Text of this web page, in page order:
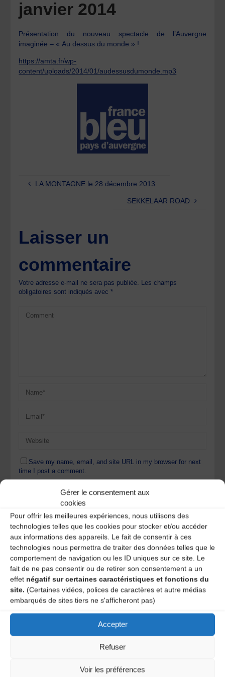
Gérer le consentement aux
cookies
Pour offrir les meilleures expériences, nous utilisons des
technologies telles que les cookies pour stocker et/ou accéder
aux informations des appareils. Le fait de consentir à ces
technologies nous permettra de traiter des données telles que le
comportement de navigation ou les ID uniques sur ce site. Le
fait de ne pas consentir ou de retirer son consentement a un
effet négatif sur certaines caractéristiques et fonctions du
site. (Certaines vidéos, polices de caractères et autre médias
embarqués de sites tiers ne s'afficheront pas)
Accepter
Refuser
Voir les préférences
janvier 2014
Présentation du nouveau spectacle de l’Auvergne
imaginée – « Au dessus du monde » !
https://amta.fr/wp-
content/uploads/2014/01/audessusdumonde.mp3
LA MONTAGNE le 28 décembre 2013
SEKKELAAR ROAD
Laisser un
commentaire
Votre adresse e-mail ne sera pas publiée. Les champs
obligatoires sont indiqués avec*
Save my name, email, and site URL in my browser for next
time I post a comment.
Ce site utilise Akismet pour réduire les indésirables.
savoir plus sur la façon dont les données de vos
commentaires sont traitées.